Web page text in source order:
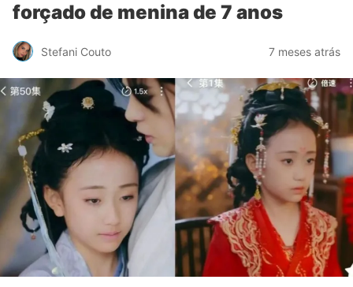
forçado de menina de 7 anos
Stefani Couto 7 meses atrás